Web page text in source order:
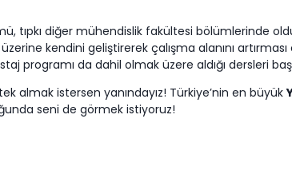
tıpkı diğer mühendislik fakültesi bölümlerinde
kendini geliştirerek çalışma alanını
programı da dahil olmak üzere aldığı dersleri
almak istersen yanındayız! Türkiye’nin en büyük
seni de görmek istiyoruz!